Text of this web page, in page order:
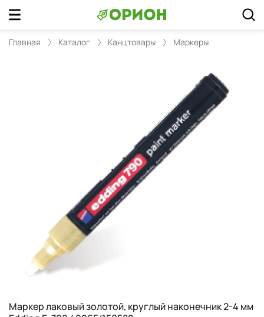
Главная Каталог Канцтовары Маркеры
Маркер лаковый золотой, круглый наконечник 2-4 мм